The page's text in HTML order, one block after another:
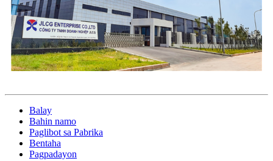
Balay
Bahin namo
Paglibot sa Pabrika
Bentaha
Pagpadayon